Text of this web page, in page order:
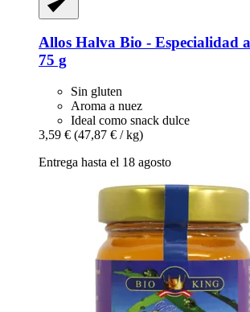
Allos Halva Bio -​ Especialidad
75 g
Sin gluten
Aroma a nuez
Ideal como snack dulce
3,59 € (47,87 € / kg)
Entrega hasta el 18 agosto